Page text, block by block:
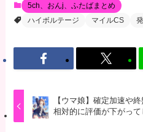
5ch、おんj、ふたばまとめ
ハイボルテージ
マイルCS
【ウマ娘】確定加速や
相対的に評価が下がって